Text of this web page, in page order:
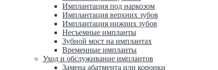
Имплантация под наркозом
Имплантация верхних зубов
Имплантация нижних зубов
Несъемные импланты
Зубной мост на имплантах
Временные импланты
Уход и обслуживание имплантов
Замена абатмента или коронки